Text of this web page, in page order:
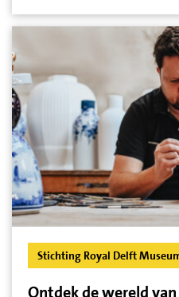
Stichting Royal Delft
Ontdek de wereld